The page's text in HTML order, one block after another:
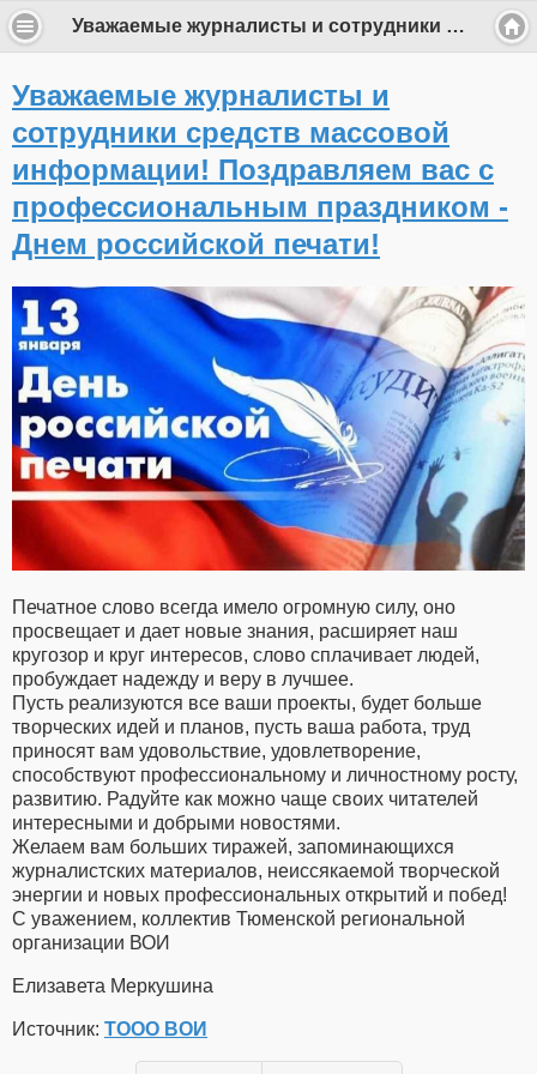
Уважаемые журналисты и сотрудники средств массовой информации! Поздравляем вас с профессиональным праздником - Днем российской печати!
Уважаемые журналисты и
сотрудники средств массовой
информации! Поздравляем вас с
профессиональным праздником -
Днем российской печати!
Печатное слово всегда имело огромную силу, оно
просвещает и дает новые знания, расширяет наш
кругозор и круг интересов, слово сплачивает людей,
пробуждает надежду и веру в лучшее.
Пусть реализуются все ваши проекты, будет больше
творческих идей и планов, пусть ваша работа, труд
приносят вам удовольствие, удовлетворение,
способствуют профессиональному и личностному росту,
развитию. Радуйте как можно чаще своих читателей
интересными и добрыми новостями.
Желаем вам больших тиражей, запоминающихся
журналистских материалов, неиссякаемой творческой
энергии и новых профессиональных открытий и побед!
С уважением, коллектив Тюменской региональной
организации ВОИ
Елизавета Меркушина
Источник: ТООО ВОИ